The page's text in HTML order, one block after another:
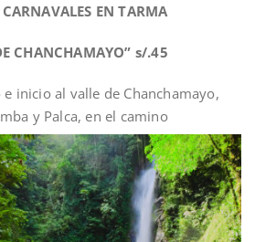
EN TARMA
CHANCHAMAYO” s/.45
inicio al valle de Chanchamayo,
y Palca, en el camino